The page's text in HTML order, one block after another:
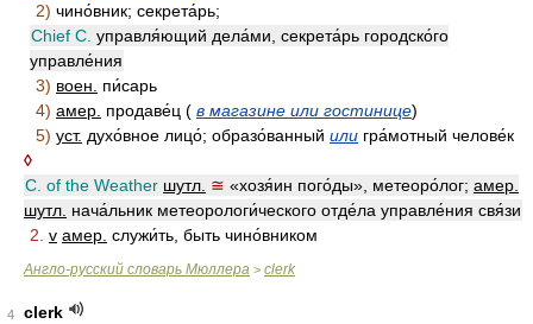
2) чино́вник; секрета́рь;
Chief C. управля́ющий дела́ми, секрета́рь городско́го
управле́ния
3) воен.
пи́сарь
4) амер. продаве́ц ( в магазине или гостинице)
5) уст. духо́вное лицо́; образо́ванный или гра́мотный челове́к
◊
C. of the Weather шутл. ≅ «хозя́ин пого́ды», метеоро́лог; амер.
шутл. нача́льник метеорологи́ческого отде́ла управле́ния свя́зи
2. v амер. служи́ть, быть чино́вником
Англо-русский словарь Мюллера > clerk
4
clerk